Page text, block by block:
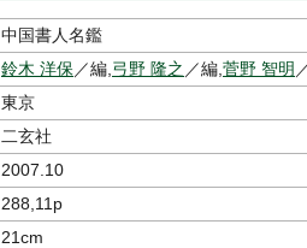
中国書人名鑑
鈴木 洋保／編, 弓野 隆之 ／編, 菅野 智明
東京
二玄社
2007.10
288,11p
21cm